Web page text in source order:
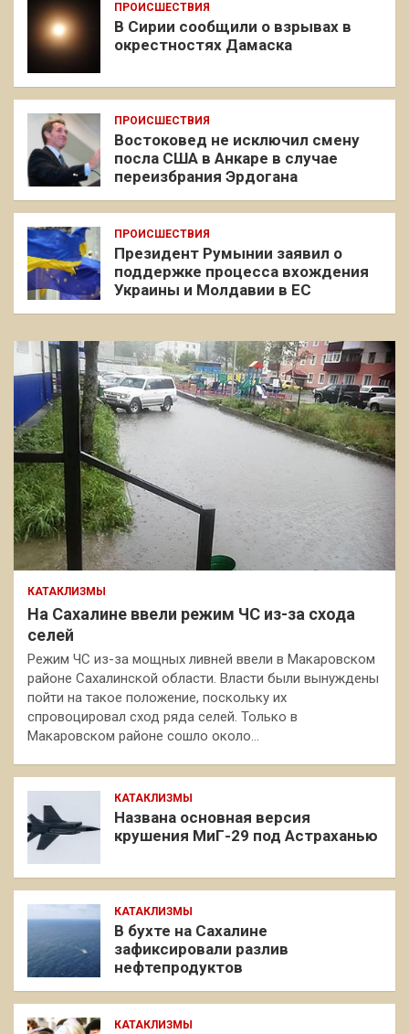
ПРОИСШЕСТВИЯ
В Сирии сообщили о взрывах в
окрестностях Дамаска
ПРОИСШЕСТВИЯ
Востоковед не исключил смену
посла США в Анкаре в случае
переизбрания Эрдогана
ПРОИСШЕСТВИЯ
Президент Румынии заявил о
поддержке процесса вхождения
Украины и Молдавии в ЕС
КАТАКЛИЗМЫ
На Сахалине ввели режим ЧС из-за схода
селей
Режим ЧС из-за мощных ливней ввели в Макаровском
районе Сахалинской области. Власти были вынуждены
пойти на такое положение, поскольку их
спровоцировал сход ряда селей. Только в
Макаровском районе сошло около…
КАТАКЛИЗМЫ
Названа основная версия
крушения МиГ-29 под Астраханью
КАТАКЛИЗМЫ
В бухте на Сахалине
зафиксировали разлив
нефтепродуктов
КАТАКЛИЗМЫ